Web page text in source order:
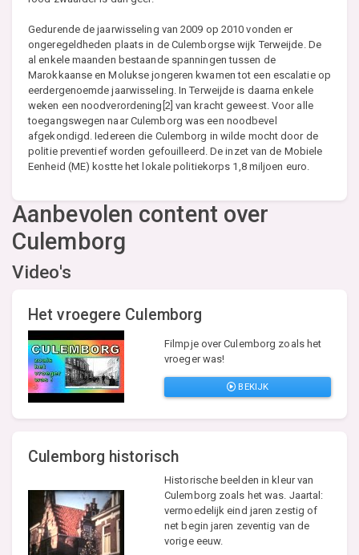
Gedurende de jaarwisseling van 2009 op 2010 vonden er
ongeregeldheden plaats in de Culemborgse wijk Terweijde. De
al enkele maanden bestaande spanningen tussen de
Marokkaanse en Molukse jongeren kwamen tot een escalatie op
eerdergenoemde jaarwisseling. In Terweijde is daarna enkele
weken een noodverordening[2] van kracht geweest. Voor alle
toegangswegen naar Culemborg was een noodbevel
afgekondigd. Iedereen die Culemborg in wilde mocht door de
politie preventief worden gefouilleerd. De inzet van de Mobiele
Eenheid (ME) kostte het lokale politiekorps 1,8 miljoen euro.
Aanbevolen content over
Culemborg
Video's
Het vroegere Culemborg
Filmpje over Culemborg zoals het
vroeger was!
BEKIJK
Culemborg historisch
Historische beelden in kleur van
Culemborg zoals het was. Jaartal:
vermoedelijk eind jaren zestig of
net begin jaren zeventig van de
vorige eeuw.